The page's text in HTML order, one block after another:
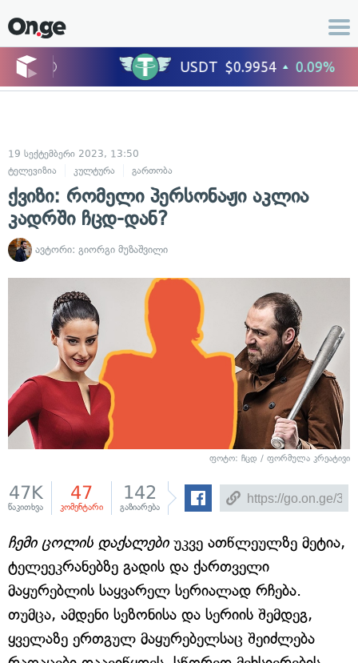
19 სექტემბერი 2023, 13:50
ტელევიზია
კულტურა გართობა
ქვიზი: რომელი პერსონაჟი აკლია
კადრში ჩცდ-დან?
ავტორი: გიორგი მუზაშვილი
ფოტო: ჩცდ / ფორმულა კრეატივი
47K
წაკითხვა
47
კომენტარი
142
გაზიარება
ჩემი ცოლის დაქალებიუკვე ათწლეულზე მეტია,
ტელეეკრანებზე გადის და ქართველი
მაყურებლის საყვარელ სერიალად რჩება.
თუმცა, ამდენი სეზონისა და სერიის შემდეგ,
ყველაზე ერთგულ მაყურებელსაც შეიძლება